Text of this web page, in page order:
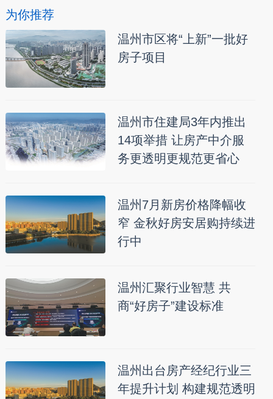
为你推荐
温州市区将“上新”一批好
房子项目
温州市住建局3年内推出
14项举措 让房产中介服
务更透明更规范更省心
温州7月新房价格降幅收
窄 金秋好房安居购持续进
行中
温州汇聚行业智慧 共
商“好房子”建设标准
温州出台房产经纪行业三
年提升计划 构建规范透明